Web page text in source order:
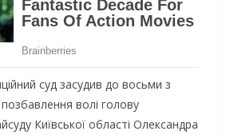
суд засудив до восьми з
волі голову
Київської області Олександра